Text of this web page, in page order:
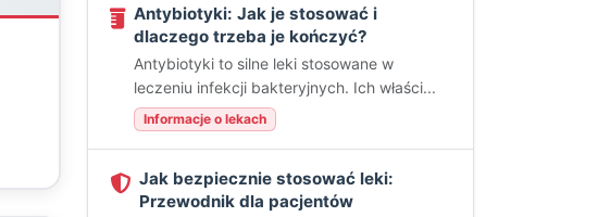
Antybiotyki: Jak je stosować i
dlaczego trzeba je kończyć?
Antybiotyki to silne leki stosowane w
leczeniu infekcji bakteryjnych. Ich właści...
Informacje o lekach
Jak bezpiecznie stosować leki:
Przewodnik dla pacjentów